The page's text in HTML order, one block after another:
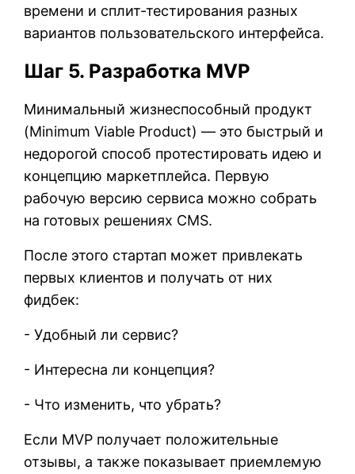
времени и сплит-тестирования разных
вариантов пользовательского интерфейса.
Шаг 5. Разработка MVP
Минимальный жизнеспособный продукт
(Minimum Viable Product) — это быстрый и
недорогой способ протестировать идею и
концепцию маркетплейса. Первую
рабочую версию сервиса можно собрать
на готовых решениях CMS.
После этого стартап может привлекать
первых клиентов и получать от них
фидбек:
- Удобный ли сервис?
- Интересна ли концепция?
- Что изменить, что убрать?
Если MVP получает положительные
отзывы, а также показывает приемлемую